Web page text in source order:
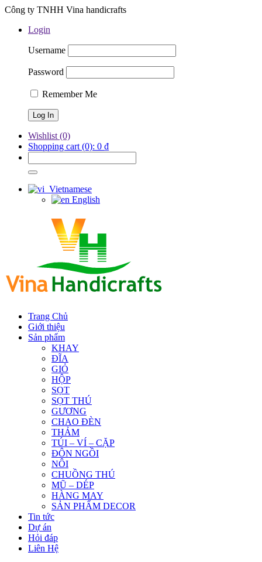
Công ty TNHH Vina handicrafts
Login
Username
Password
Remember Me
Wishlist (0)
Shopping cart (0): 0 ₫
Vietnamese
English
Trang Chủ
Giới thiệu
Sản phẩm
KHAY
ĐĨA
GIỎ
HỘP
SỌT
SỌT THÚ
GƯƠNG
CHAO ĐÈN
THẢM
TÚI – VÍ – CẶP
ĐÔN NGỒI
NÔI
CHUỒNG THÚ
MŨ – DÉP
HÀNG MAY
SẢN PHẨM DECOR
Tin tức
Dự án
Hỏi đáp
Liên Hệ